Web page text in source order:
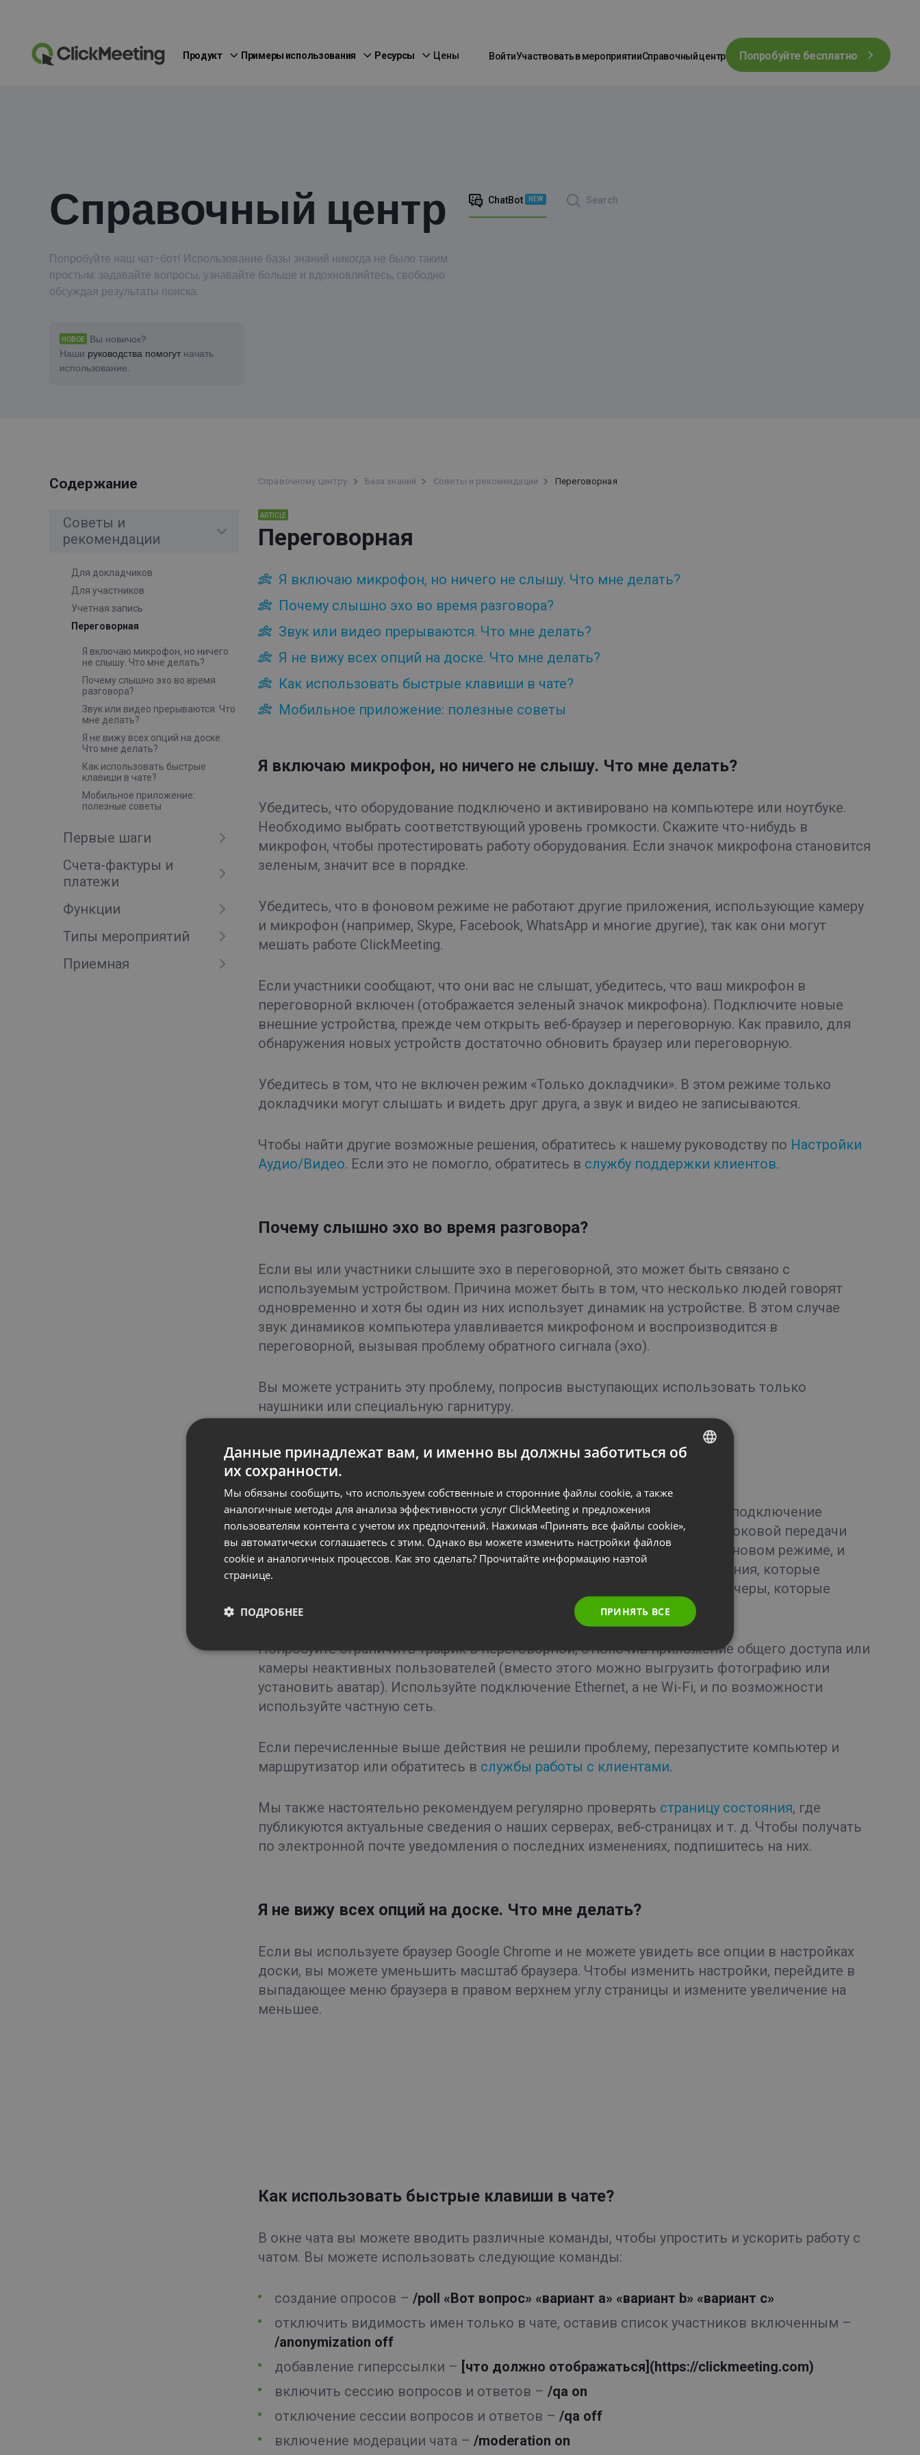
Продукт Примеры использования Ресурсы Цены ВойтиУчаствовать в мероприятииСправочный центр Попробуйте бесплатно
Справочный центр
Попробуйте наш чат-бот! Использование базы знаний никогда не было таким
простым: задавайте вопросы, узнавайте больше и вдохновляйтесь, свободно
обсуждая результаты поиска.
НОВОЕ
Вы новичок?
Наши руководства помогут начать
использование.
ChatBot NEW Search
Содержание
Советы и
рекомендации
Для докладчиков
Для участников
Учетная запись
Переговорная
Я включаю микрофон, но ничего
не слышу. Что мне делать?
Почему слышно эхо во время
разговора?
Звук или видео прерываются. Что
мне делать?
Я не вижу всех опций на доске.
Что мне делать?
Как использовать быстрые
клавиши в чате?
Мобильное приложение:
полезные советы
Первые шаги
Счета-фактуры и
платежи
Функции
Типы мероприятий
Приемная
Справочному центру База знаний Советы и рекомендации Переговорная
ARTICLE
Переговорная
Я включаю микрофон, но ничего не слышу. Что мне делать?
Почему слышно эхо во время разговора?
Звук или видео прерываются. Что мне делать?
Я не вижу всех опций на доске. Что мне делать?
Как использовать быстрые клавиши в чате?
Мобильное приложение: полезные советы
Я включаю микрофон, но ничего не слышу. Что мне делать?
Убедитесь, что оборудование подключено и активировано на компьютере или ноутбуке.
Необходимо выбрать соответствующий уровень громкости. Скажите что-нибудь в
микрофон, чтобы протестировать работу оборудования. Если значок микрофона становится
зеленым, значит все в порядке.
Убедитесь, что в фоновом режиме не работают другие приложения, использующие камеру
и микрофон (например, Skype, Facebook, WhatsApp и многие другие), так как они могут
мешать работе ClickMeeting.
Если участники сообщают, что они вас не слышат, убедитесь, что ваш микрофон в
переговорной включен (отображается зеленый значок микрофона). Подключите новые
внешние устройства, прежде чем открыть веб-браузер и переговорную. Как правило, для
обнаружения новых устройств достаточно обновить браузер или переговорную.
Убедитесь в том, что не включен режим «Только докладчики». В этом режиме только
докладчики могут слышать и видеть друг друга, а звук и видео не записываются.
Чтобы найти другие возможные решения, обратитесь к нашему руководству по Настройки
Аудио/Видео. Если это не помогло, обратитесь в службу поддержки клиентов.
Почему слышно эхо во время разговора?
Если вы или участники слышите эхо в переговорной, это может быть связано с
используемым устройством. Причина может быть в том, что несколько людей говорят
одновременно и хотя бы один из них использует динамик на устройстве. В этом случае
звук динамиков компьютера улавливается микрофоном и воспроизводится в
переговорной, вызывая проблему обратного сигнала (эхо).
Вы можете устранить эту проблему, попросив выступающих использовать только
наушники или специальную гарнитуру.
Звук или видео прерываются. Что мне делать?
Если звук нестабилен или прерывается, убедитесь в том, что интернет-подключение
надежно, а пропускной способности достаточно для качественной потоковой передачи
звука и видео. Проверьте, не работают ли какие-либо приложения в фоновом режиме, и
отключите их, если обнаружите. Обратите особое внимание на приложения, которые
обновляют настройки автоматически, и на типичные файловые диспетчеры, которые
могут загружать или выгружать файлы во время вебинара.
Попробуйте ограничить трафик в переговорной, отключив приложение общего доступа или
камеры неактивных пользователей (вместо этого можно выгрузить фотографию или
установить аватар). Используйте подключение Ethernet, а не Wi-Fi, и по возможности
используйте частную сеть.
Если перечисленные выше действия не решили проблему, перезапустите компьютер и
маршрутизатор или обратитесь в службы работы с клиентами.
Мы также настоятельно рекомендуем регулярно проверять страницу состояния, где
публикуются актуальные сведения о наших серверах, веб-страницах и т. д. Чтобы получать
по электронной почте уведомления о последних изменениях, подпишитесь на них.
Я не вижу всех опций на доске. Что мне делать?
Если вы используете браузер Google Chrome и не можете увидеть все опции в настройках
доски, вы можете уменьшить масштаб браузера. Чтобы изменить настройки, перейдите в
выпадающее меню браузера в правом верхнем углу страницы и измените увеличение на
меньшее.
Как использовать быстрые клавиши в чате?
В окне чата вы можете вводить различные команды, чтобы упростить и ускорить работу с
чатом. Вы можете использовать следующие команды:
создание опросов – /poll «Вот вопрос» «вариант a» «вариант b» «вариант c»
отключить видимость имен только в чате, оставив список участников включенным –
/anonymization off
добавление гиперссылки – [что должно отображаться](https://clickmeeting.com)
включить сессию вопросов и ответов – /qa on
отключение сессии вопросов и ответов – /qa off
включение модерации чата – /moderation on
FRENCH
POLISH
PORTUGUESE
Данные принадлежат вам, и именно вы должны заботиться об
их сохранности.
Мы обязаны сообщить, что используем собственные и сторонние файлы cookie, а также
аналогичные методы для анализа эффективности услуг ClickMeeting и предложения
пользователям контента с учетом их предпочтений. Нажимая «Принять все файлы cookie»,
вы автоматически соглашаетесь с этим. Однако вы можете изменить настройки файлов
cookie и аналогичных процессов. Как это сделать? Прочитайте информацию наэтой
странице.
ПРИНЯТЬ ВСЕ
ПОДРОБНЕЕ